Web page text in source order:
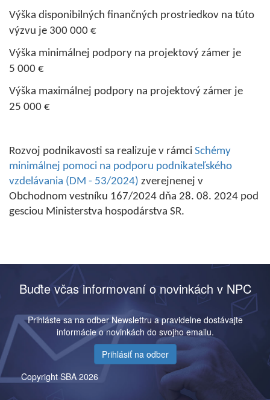
Výška disponibilných finančných prostriedkov na túto
výzvu je 300 000 €
Výška minimálnej podpory na projektový zámer je
5 000 €
Výška maximálnej podpory na projektový zámer je
25 000 €
Rozvoj podnikavosti sa realizuje v rámci Schémy
minimálnej pomoci na podporu podnikateľského
vzdelávania (DM - 53/2024) zverejnenej v
Obchodnom vestníku 167/2024 dňa 28. 08. 2024 pod
gesciou Ministerstva hospodárstva SR.
Buďte včas informovaní o novinkách v NPC
Prihláste sa na odber Newslettru a pravidelne dostávajte
informácie o novinkách do svojho emailu.
Prihlásiť na odber
Copyright SBA 2026